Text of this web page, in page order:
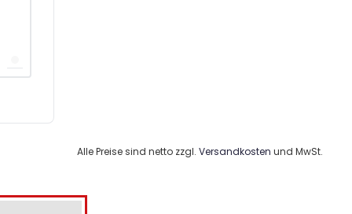
Alle Preise sind netto zzgl.Versandkosten und MwSt.